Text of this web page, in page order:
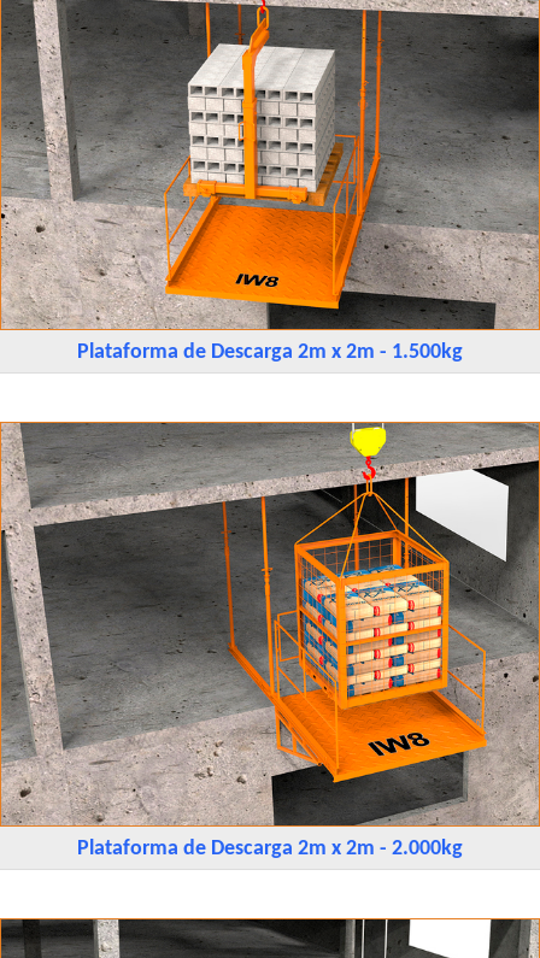
Plataforma de Descarga 2m x 2m - 1.500kg
Plataforma de Descarga 2m x 2m - 2.000kg